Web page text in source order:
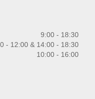
9:00 - 18:30
- 12:00 & 14:00 - 18:30
10:00 - 16:00